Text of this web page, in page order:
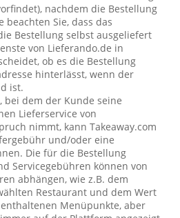
nachdem die Bestellung
Sie, dass das
Bestellung selbst ausgeliefert
von Lieferando.de in
ob es die Bestellung
hinterlässt, wenn der
ist.
bei dem der Kunde seine
Lieferservice von
nimmt, kann Takeaway.com
und/oder eine
Die für die Bestellung
Servicegebühren können von
abhängen, wie z.B. dem
Restaurant und dem Wert
Menüpunkte, aber